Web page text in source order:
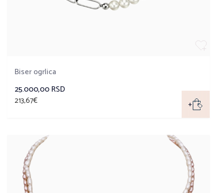
Biser ogrlica
25.000,00 RSD
213,67€ +